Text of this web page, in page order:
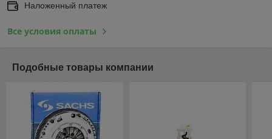
Наложенный платеж
Все условия оплаты
Подобные товары компании